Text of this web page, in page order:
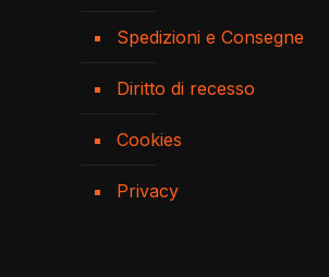
Spedizioni e Consegne
Diritto di recesso
Cookies
Privacy